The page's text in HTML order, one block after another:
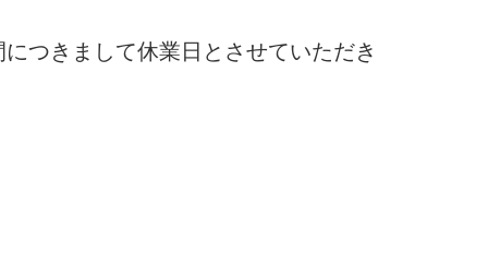
つきまして休業日とさせていただき